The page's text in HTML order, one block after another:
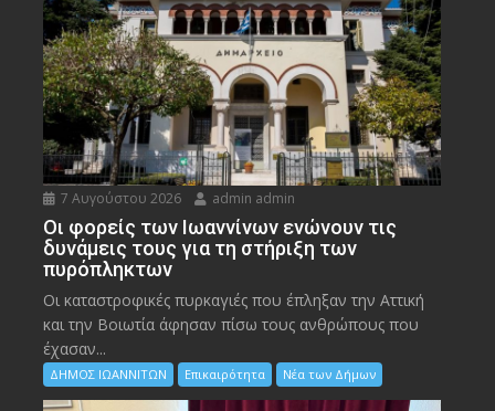
7 Αυγούστου 2026 admin admin
Οι φορείς των Ιωαννίνων ενώνουν τις
δυνάμεις τους για τη στήριξη των
πυρόπληκτων
Οι καταστροφικές πυρκαγιές που έπληξαν την Αττική
και την Bοιωτία άφησαν πίσω τους ανθρώπους που
έχασαν...
ΔΗΜΟΣ ΙΩΑΝΝΙΤΩΝ Επικαιρότητα Νέα των Δήμων